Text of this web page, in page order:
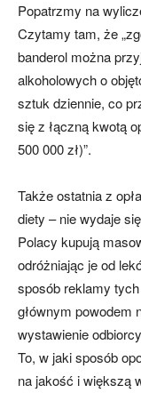
Popatrzmy na
Czytamy tam, że
banderol można
alkoholowych o
sztuk dziennie, co
się z łączną kwotą
500 000 zł)”.
Także ostatnia z
diety – nie wydaje
Polacy kupują
odróżniając je od
sposób reklamy
głównym powodem
wystawienie
To, w jaki sposób
na jakość i większą